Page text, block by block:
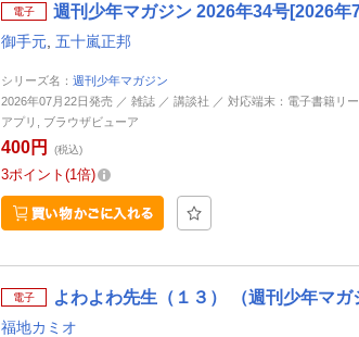
電子 週刊少年マガジン 2026年34号[2026
御手元 五十嵐正邦
シリーズ名： 週刊少年マガジン
2026年07月22日発売 ／ 雑誌 ／ 講談社 ／ 対応端末：電子書籍リ
アプリ, ブラウザビューア
400円 (税込)
3ポイント 1倍
電子 よわよわ先生（１３） （週刊少年マ
福地カミオ